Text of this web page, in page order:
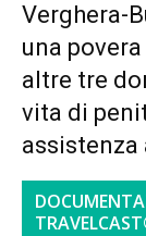
Verghera-
una
altre tre
vita di